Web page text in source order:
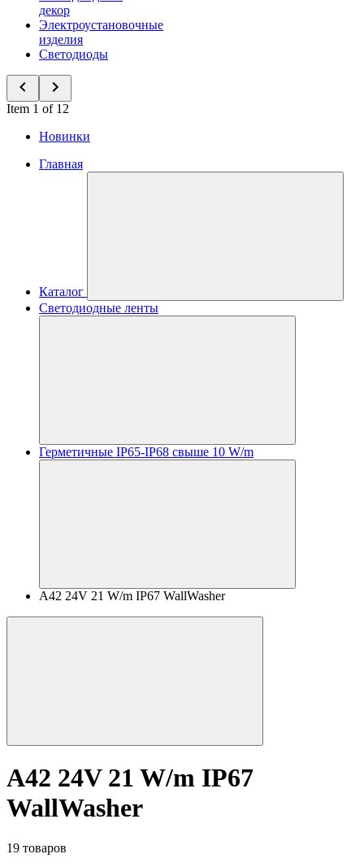
декор
Электроустановочные
изделия
Светодиоды
Item 1 of 12
Новинки
Главная
Каталог
Светодиодные ленты
Герметичные IP65-IP68 свыше 10 W/m
A42 24V 21 W/m IP67 WallWasher
A42 24V 21 W/m IP67
WallWasher
19 товаров